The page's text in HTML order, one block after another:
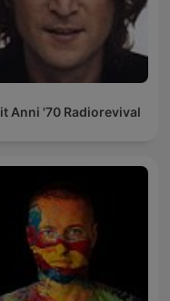
Anni '70 Radiorevival